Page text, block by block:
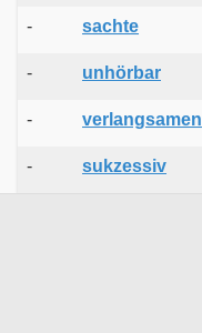
- sachte
- unhörbar
- verlangsamen
- sukzessiv